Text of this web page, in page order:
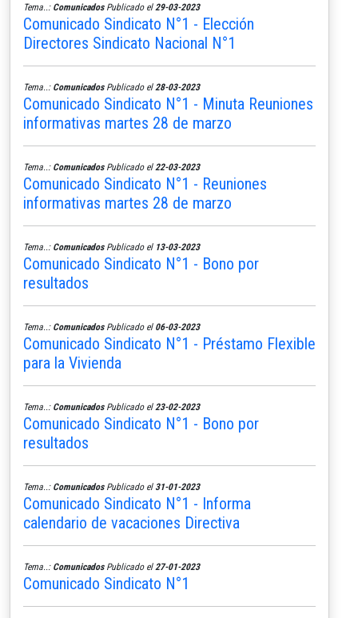
Tema..: ComunicadosPublicado el 29-03-2023
Comunicado Sindicato N°1 - Elección
Directores Sindicato Nacional N°1
Tema..: ComunicadosPublicado el 28-03-2023
Comunicado Sindicato N°1 - Minuta Reuniones
informativas martes 28 de marzo
Tema..: ComunicadosPublicado el 22-03-2023
Comunicado Sindicato N°1 - Reuniones
informativas martes 28 de marzo
Tema..: ComunicadosPublicado el 13-03-2023
Comunicado Sindicato N°1 - Bono por
resultados
Tema..: ComunicadosPublicado el 06-03-2023
Comunicado Sindicato N°1 - Préstamo Flexible
para la Vivienda
Tema..: ComunicadosPublicado el 23-02-2023
Comunicado Sindicato N°1 - Bono por
resultados
Tema..: ComunicadosPublicado el 31-01-2023
Comunicado Sindicato N°1 - Informa
calendario de vacaciones Directiva
Tema..: ComunicadosPublicado el 27-01-2023
Comunicado Sindicato N°1